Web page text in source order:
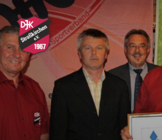
Zu
Inhalten
springen